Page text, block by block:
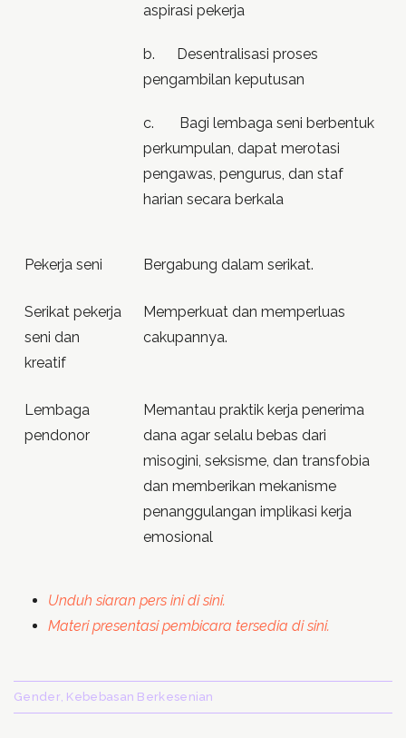
aspirasi pekerja
b. Desentralisasi proses
pengambilan keputusan
c. Bagi lembaga seni berbentuk
perkumpulan, dapat merotasi
pengawas, pengurus, dan staf
harian secara berkala
Pekerja seni Bergabung dalam serikat.
Serikat pekerja
seni dan
kreatif
Memperkuat dan memperluas
cakupannya.
Lembaga
pendonor
Memantau praktik kerja penerima
dana agar selalu bebas dari
misogini, seksisme, dan transfobia
dan memberikan mekanisme
penanggulangan implikasi kerja
emosional
Unduh siaran pers ini di sini.
Materi presentasi pembicara tersedia di sini.
Gender, Kebebasan Berkesenian